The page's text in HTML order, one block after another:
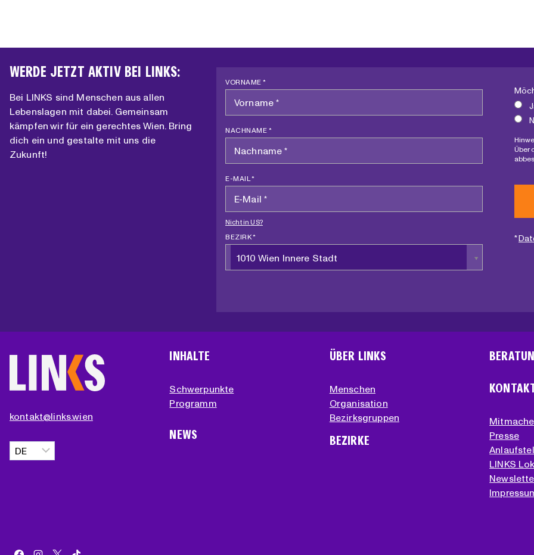
WERDE JETZT AKTIV BEI LINKS:
Bei LINKS sind Menschen aus allen
Lebenslagen mit dabei. Gemeinsam
kämpfen wir für ein gerechtes Wien. Bring
dich ein und gestalte mit uns die
Zukunft!
VORNAME *
NACHNAME *
E-MAIL *
Nicht inUS?
BEZIRK *
1010 Wien Innere Stadt
Über
*
kontakt@links.wien
Sprache
auswählen
INHALTE
Schwerpunkte
Programm
NEWS
ÜBER LINKS
Menschen
Organisation
Bezirksgruppen
BEZIRKE
Presse
LINKS